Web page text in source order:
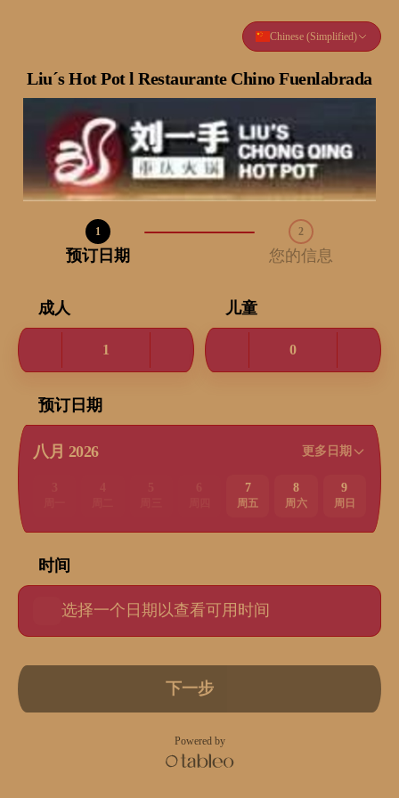
Chinese (Simplified)
Liu´s Hot Pot l Restaurante Chino Fuenlabrada
1
预订日期
2
您的信息
成人 儿童
预订日期
八月 2026 更多日期
7
周五
8
周六
9
周日
时间
选择一个日期以查看可用时间
下一步
Powered by